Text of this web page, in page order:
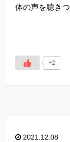
体の声を聴き
byた
+2
2021.12.08